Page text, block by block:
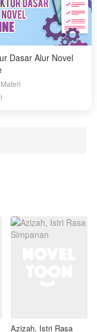
Dasar Alur Novel
Azizah, Istri Rasa